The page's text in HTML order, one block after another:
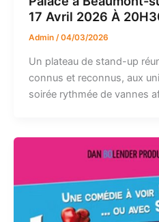
17 Avril 2026 À
Admin /04/03/2026
Un plateau de stand-up
connus et reconnus, aux
soirée rythmée de vannes